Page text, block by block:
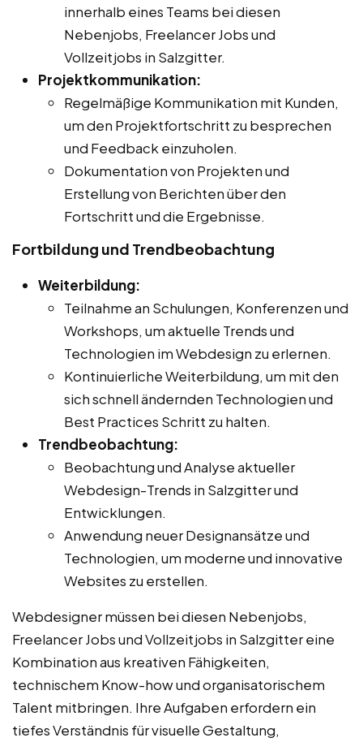
innerhalb eines Teams bei diesen
Nebenjobs, Freelancer Jobs und
Vollzeitjobs in Salzgitter.
Projektkommunikation:
Regelmäßige Kommunikation mit Kunden,
um den Projektfortschritt zu besprechen
und Feedback einzuholen.
Dokumentation von Projekten und
Erstellung von Berichten über den
Fortschritt und die Ergebnisse.
Fortbildung und Trendbeobachtung
Weiterbildung:
Teilnahme an Schulungen, Konferenzen und
Workshops, um aktuelle Trends und
Technologien im Webdesign zu erlernen.
Kontinuierliche Weiterbildung, um mit den
sich schnell ändernden Technologien und
Best Practices Schritt zu halten.
Trendbeobachtung:
Beobachtung und Analyse aktueller
Webdesign-Trends in Salzgitter und
Entwicklungen.
Anwendung neuer Designansätze und
Technologien, um moderne und innovative
Websites zu erstellen.
Webdesigner müssen bei diesen Nebenjobs,
Freelancer Jobs und Vollzeitjobs in Salzgitter eine
Kombination aus kreativen Fähigkeiten,
technischem Know-how und organisatorischem
Talent mitbringen. Ihre Aufgaben erfordern ein
tiefes Verständnis für visuelle Gestaltung,